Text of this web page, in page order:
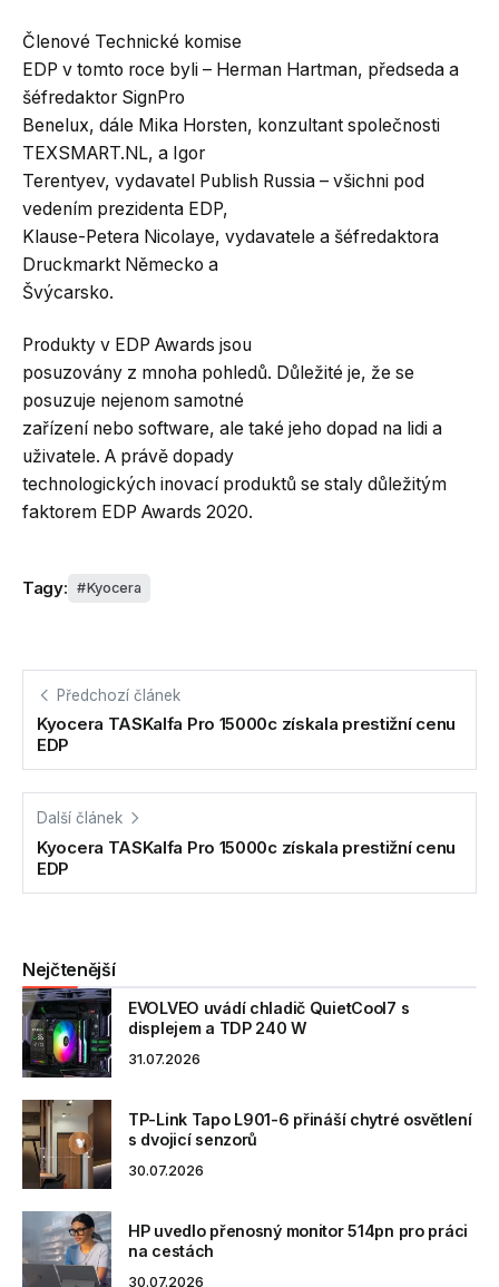
Členové Technické komise
EDP v tomto roce byli – Herman Hartman, předseda a
šéfredaktor SignPro
Benelux, dále Mika Horsten, konzultant společnosti
TEXSMART.NL, a Igor
Terentyev, vydavatel Publish Russia – všichni pod
vedením prezidenta EDP,
Klause-Petera Nicolaye, vydavatele a šéfredaktora
Druckmarkt Německo a
Švýcarsko.
Produkty v EDP Awards jsou
posuzovány z mnoha pohledů. Důležité je, že se
posuzuje nejenom samotné
zařízení nebo software, ale také jeho dopad na lidi a
uživatele. A právě dopady
technologických inovací produktů se staly důležitým
faktorem EDP Awards 2020.
Tagy: Kyocera
Předchozí článek
Kyocera TASKalfa Pro 15000c získala prestižní cenu
EDP
Další článek
Kyocera TASKalfa Pro 15000c získala prestižní cenu
EDP
Nejčtenější
EVOLVEO uvádí chladič QuietCool7 s
displejem a TDP 240 W
31.07.2026
TP-Link Tapo L901-6 přináší chytré osvětlení
s dvojicí senzorů
30.07.2026
HP uvedlo přenosný monitor 514pn pro práci
na cestách
30.07.2026